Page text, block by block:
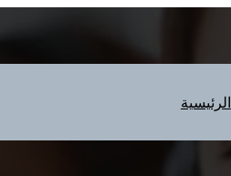
الرئيسية